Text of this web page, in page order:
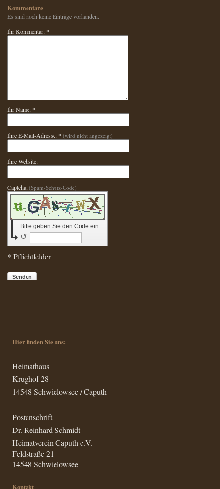
Kommentare
Es sind noch keine Einträge vorhanden.
Ihr Kommentar: *
Ihr Name: *
Ihre E-Mail-Adresse: * (wird nicht angezeigt)
Ihre Website:
Captcha: (Spam-Schutz-Code)
Bitte geben Sie den Code ein
↺
* Pflichtfelder
Senden
Hier finden Sie uns:
Heimathaus
Krughof 28
14548 Schwielowsee / Caputh
Postanschrift
Dr. Reinhard Schmidt
Heimatverein Caputh e.V.
Feldstraße 21
14548 Schwielowsee
Kontakt